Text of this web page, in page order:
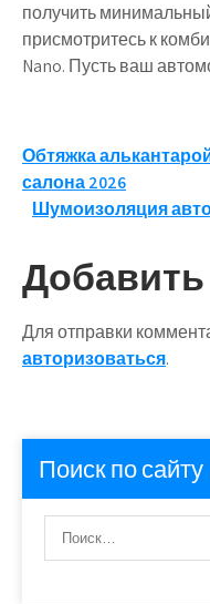
получить
присмотритесь к
Nano. Пусть ваш
по
Обтяжка
салона 2026
Шумоизоляция
Для отправки
авторизоваться.
Поиск по сайту